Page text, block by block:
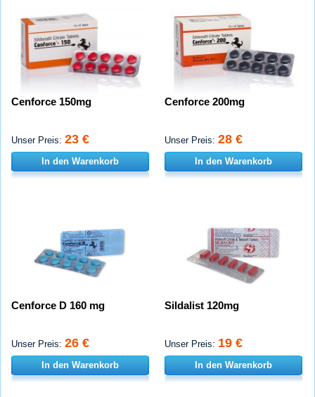
Cenforce 150mg
Unser Preis: 23 €
In den Warenkorb
Cenforce 200mg
Unser Preis: 28 €
In den Warenkorb
Cenforce D 160 mg
Unser Preis: 26 €
In den Warenkorb
Sildalist 120mg
Unser Preis: 19 €
In den Warenkorb